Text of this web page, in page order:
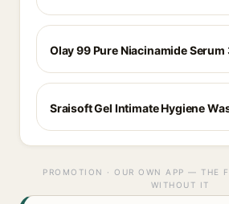
Olay 99 Pure Niacinamide Serum
Sraisoft Gel Intimate Hygiene
PROMOTION · OUR OWN APP — THE
WITHOUT IT